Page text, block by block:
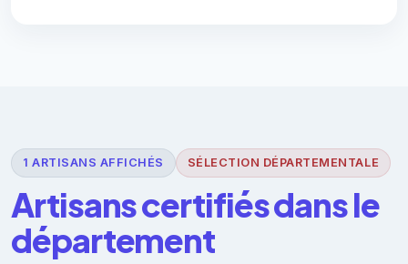
1 ARTISANS AFFICHÉS SÉLECTION DÉPARTEMENTALE
Artisans certifiés dans le
département